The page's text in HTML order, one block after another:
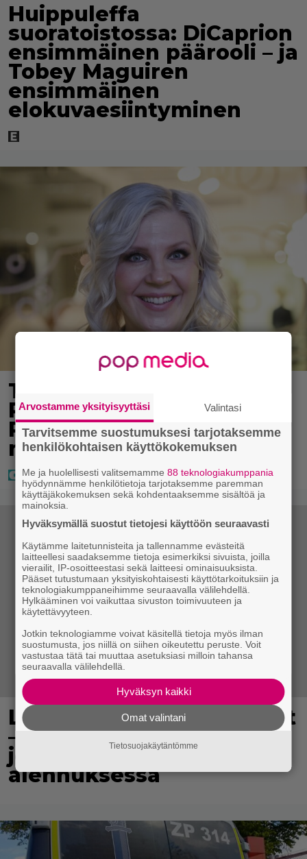
Huippuleffa
suoratoistossa: DiCaprion
ensimmäinen päärooli – ja
Tobey Maguiren
ensimmäinen
elokuvaesiintyminen
Tältä näyttää Vappu
Pimiän perhelomalla
Portugalissa – ”Kaunis
mekko”
Lidl aloitti jättialennukset
– kotimaiset kasvikset
jopa 40 prosentin
alennuksessa
Arvostamme yksityisyyttäsi Valintasi
Tarvitsemme suostumuksesi tarjotaksemme
henkilökohtaisen käyttökokemuksen
Me ja huolellisesti valitsemamme88 teknologiakumppania
hyödynnämme henkilötietoja tarjotaksemme paremman
käyttäjäkokemuksen sekä kohdentaaksemme sisältöä ja
mainoksia.
Hyväksymällä suostut tietojesi käyttöön seuraavasti
Käytämme laitetunnisteita ja tallennamme evästeitä
laitteellesi saadaksemme tietoja esimerkiksi sivuista, joilla
vierailit, IP-osoitteestasi sekä laitteesi ominaisuuksista.
Pääset tutustumaan yksityiskohtaisesti käyttötarkoituksiin ja
teknologiakumppaneihimme seuraavalla välilehdellä.
Hylkääminen voi vaikuttaa sivuston toimivuuteen ja
käytettävyyteen.
Jotkin teknologiamme voivat käsitellä tietoja myös ilman
suostumusta, jos niillä on siihen oikeutettu peruste. Voit
vastustaa tätä tai muuttaa asetuksiasi milloin tahansa
seuraavalla välilehdellä.
Hyväksyn kaikki
Omat valintani
Tietosuojakäytäntömme